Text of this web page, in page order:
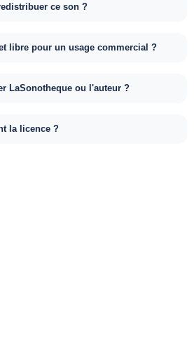
ce son ?
libre pour un usage commercial ?
LaSonotheque ou l'auteur ?
la licence ?